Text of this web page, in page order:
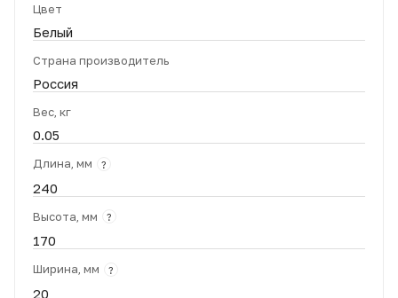
Цвет
Белый
Страна производитель
Россия
Вес, кг
0.05
Длина, мм ?
240
Высота, мм ?
170
Ширина, мм ?
20